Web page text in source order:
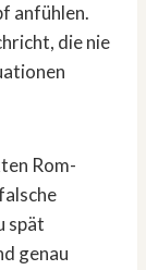
anfühlen.
die nie
Rom-
spät
genau